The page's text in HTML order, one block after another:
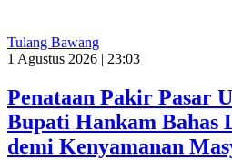
Tulang Bawang
1 Agustus 2026 | 23:03
Penataan Pakir Pasar
Bupati Hankam Bahas
demi Kenyamanan